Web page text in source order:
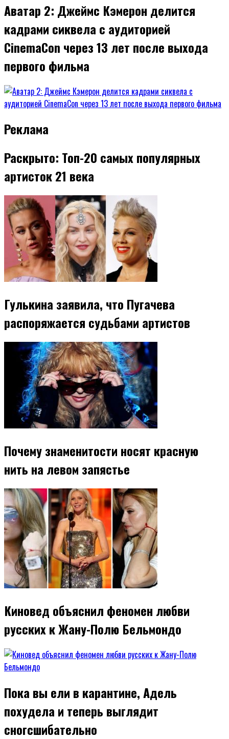
Аватар 2: Джеймс Кэмерон делится
кадрами сиквела с аудиторией
CinemaCon через 13 лет после выхода
первого фильма
Реклама
Раскрыто: Топ-20 самых популярных
артисток 21 века
Гулькина заявила, что Пугачева
распоряжается судьбами артистов
Почему знаменитости носят красную
нить на левом запястье
Киновед объяснил феномен любви
русских к Жану-Полю Бельмондо
Пока вы ели в карантине, Адель
похудела и теперь выглядит
сногсшибательно